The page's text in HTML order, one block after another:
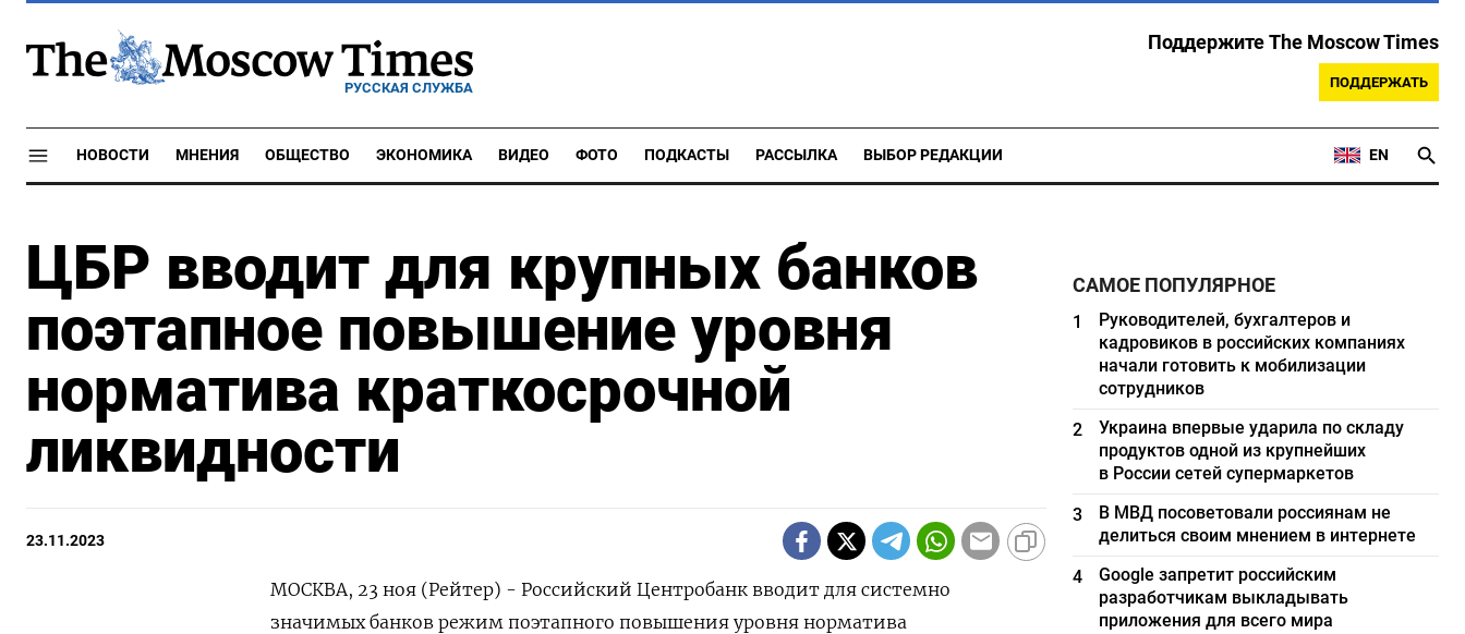
РУССКАЯ СЛУЖБА
Поддержите The Moscow Times
ПОДДЕРЖАТЬ
НОВОСТИ МНЕНИЯ ОБЩЕСТВО ЭКОНОМИКА ВИДЕО ФОТО ПОДКАСТЫ РАССЫЛКА ВЫБОР РЕДАКЦИИ EN
ЦБР вводит для крупных банков
поэтапное повышение уровня
норматива краткосрочной
ликвидности
23.11.2023
МОСКВА, 23 ноя (Рейтер) - Российский Центробанк вводит для системно
значимых банков режим поэтапного повышения уровня норматива
САМОЕ ПОПУЛЯРНОЕ
1
Руководителей, бухгалтеров и
кадровиков в российских компаниях
начали готовить к мобилизации
сотрудников
2
Украина впервые ударила по складу
продуктов одной из крупнейших
в России сетей супермаркетов
3
В МВД посоветовали россиянам не
делиться своим мнением в интернете
4
Google запретит российским
разработчикам выкладывать
приложения для всего мира